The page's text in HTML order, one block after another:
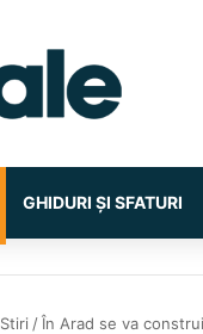
GHIDURI ȘI SFATURI
Stiri /În Arad se va